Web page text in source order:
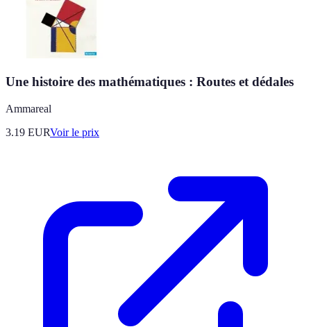
Une histoire des mathématiques : Routes et dédales
Ammareal
3.19 EURVoir le prix